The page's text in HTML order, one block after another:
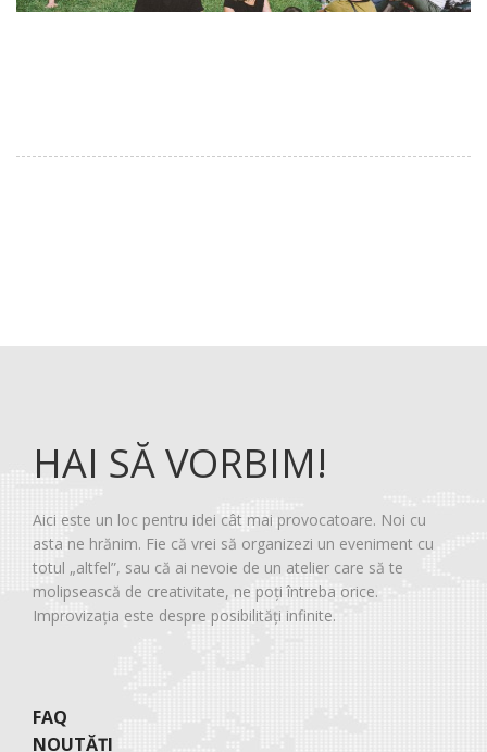
HAI SĂ VORBIM!
Aici este un loc pentru idei cât mai provocatoare. Noi cu
asta ne hrănim. Fie că vrei să organizezi un eveniment cu
totul „altfel”, sau că ai nevoie de un atelier care să te
molipsească de creativitate, ne poți întreba orice.
Improvizația este despre posibilități infinite.
FAQ
NOUTĂȚI